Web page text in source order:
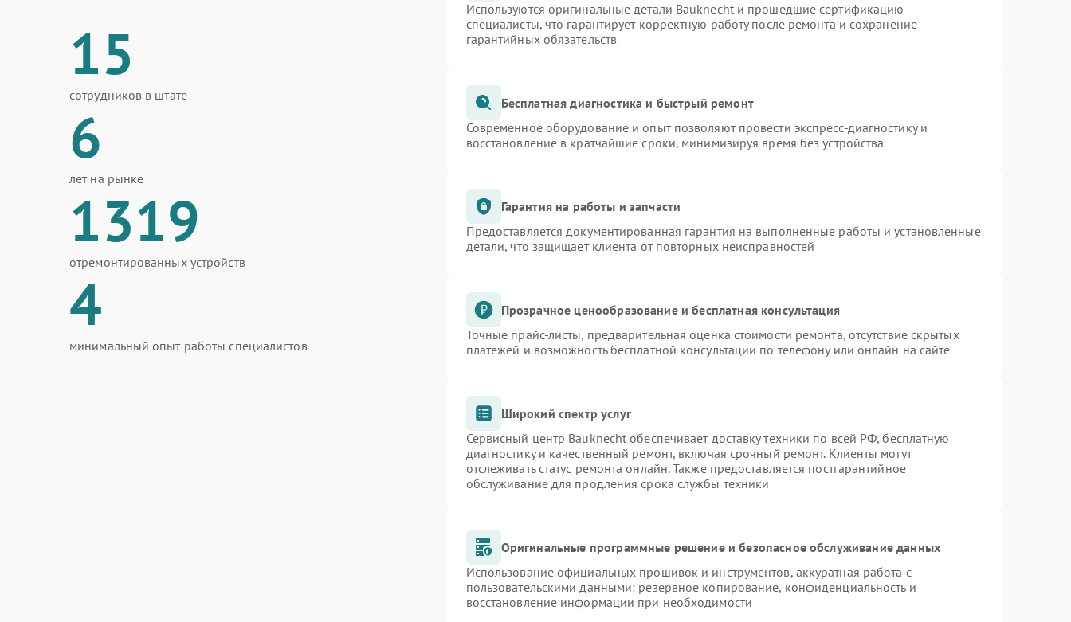
15
сотрудников в штате
6
лет на рынке
1319
отремонтированных устройств
4
минимальный опыт работы специалистов
Используются оригинальные детали Bauknecht и прошедшие сертификацию
специалисты, что гарантирует корректную работу после ремонта и сохранение
гарантийных обязательств
Бесплатная диагностика и быстрый ремонт
Современное оборудование и опыт позволяют провести экспресс-диагностику и
восстановление в кратчайшие сроки, минимизируя время без устройства
Гарантия на работы и запчасти
Предоставляется документированная гарантия на выполненные работы и установленные
детали, что защищает клиента от повторных неисправностей
Прозрачное ценообразование и бесплатная консультация
Точные прайс-листы, предварительная оценка стоимости ремонта, отсутствие скрытых
платежей и возможность бесплатной консультации по телефону или онлайн на сайте
Широкий спектр услуг
Сервисный центр Bauknecht обеспечивает доставку техники по всей РФ, бесплатную
диагностику и качественный ремонт, включая срочный ремонт. Клиенты могут
отслеживать статус ремонта онлайн. Также предоставляется постгарантийное
обслуживание для продления срока службы техники
Оригинальные программные решение и безопасное обслуживание данных
Использование официальных прошивок и инструментов, аккуратная работа с
пользовательскими данными: резервное копирование, конфиденциальность и
восстановление информации при необходимости